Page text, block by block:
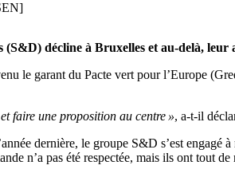
(S&D) décline à Bruxelles et au-delà,
le garant du Pacte vert pour l’Europe
faire une proposition au centre », a-t-il
dernière, le groupe S&D s’est
n’a pas été respectée, mais ils ont tout